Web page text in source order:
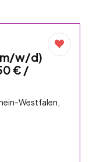
w/d)
€ /
Westfalen,